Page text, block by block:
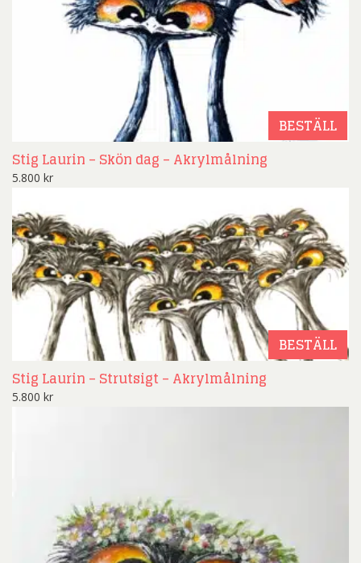
BESTÄLL
Stig Laurin – Skön dag – Akrylmålning
5.800 kr
BESTÄLL
Stig Laurin – Strutsigt – Akrylmålning
5.800 kr